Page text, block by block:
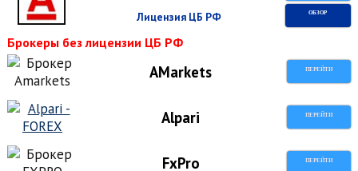
Лицензия ЦБ РФ ОБЗОР
Брокеры без лицензии ЦБ РФ
AMarkets ПЕРЕЙТИ
Alpari ПЕРЕЙТИ
FxPro ПЕРЕЙТИ